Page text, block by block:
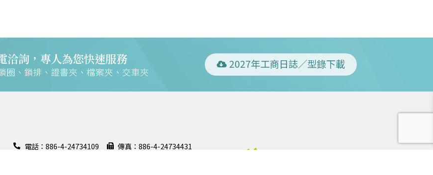
洽詢，專人為您快速服務
圈、鎖排、證書夾、檔案夾、交車夾
2027年工商日誌／型錄下載
電話：886-4-24734109
傳真：886-4-24734431